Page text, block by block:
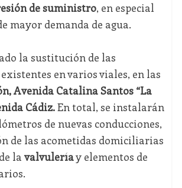
de suministro, en especial
mayor demanda de agua.
la sustitución de las
en varios viales, en las
Avenida Catalina Santos “La
Cádiz.En total, se instalarán
de nuevas conducciones,
de las acometidas domiciliarias
la valvuleríay elementos de